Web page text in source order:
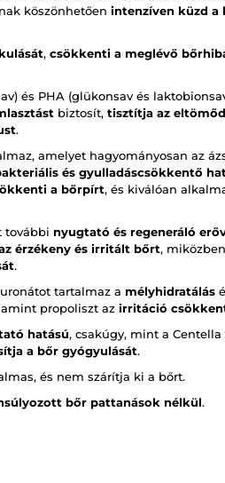
köszönhetően intenzíven küzd a
, csökkenti a meglévő
és PHA (glükonsav és
biztosít, tisztítja az
.
amelyet hagyományosan az
és gyulladáscsökkentő
a bőrpírt, és kiválóan
további nyugtató és regeneráló
érzékeny és irritált bőrt,
.
tartalmaz a mélyhidratálás
propoliszt az irritáció
hatású, csakúgy, mint a Centella
a bőr gyógyulását.
és nem szárítja ki a bőrt.
bőr pattanások nélkül.